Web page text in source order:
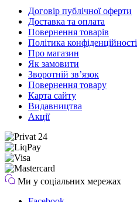
Договір публічної оферти
Доставка та оплата
Повернення товарів
Політика конфіденційності
Про магазин
Як замовити
Зворотній зв’язок
Повернення товару
Карта сайту
Видавництва
Акції
Ми у соціальних мережах